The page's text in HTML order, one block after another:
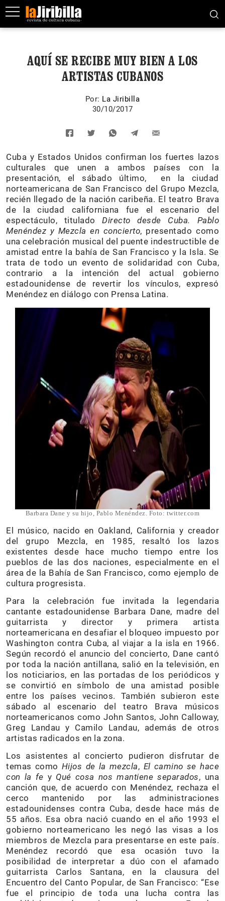
AQUÍ SE RECIBE MUY BIEN A LOS
ARTISTAS CUBANOS
Por: La Jiribilla
30/10/2017
Cuba y Estados Unidos confirman los fuertes lazos
culturales que unen a ambos países con la
presentación, el sábado último, en la ciudad
norteamericana de San Francisco del Grupo Mezcla,
recién llegado de la nación caribeña. El teatro Brava
de la ciudad californiana fue el escenario del
espectáculo, tituladoDirecto desde Cuba. Pablo
Menéndez y Mezcla en concierto, presentado como
una celebración musical del puente indestructible de
amistad entre la bahía de San Francisco y la Isla. Se
trata de todo un evento de solidaridad con Cuba,
contrario a la intención del actual gobierno
estadounidense de revertir los vínculos, expresó
Menéndez en diálogo con Prensa Latina.
Barbara Dane y su hijo, Pablo Menéndez. Foto: twitter.com
El músico, nacido en Oakland, California y creador
del grupo Mezcla, en 1985, resaltó los lazos
existentes desde hace mucho tiempo entre los
pueblos de las dos naciones, especialmente en el
área de la Bahía de San Francisco, como ejemplo de
cultura progresista.
Para la celebración fue invitada la legendaria
cantante estadounidense Barbara Dane, madre del
guitarrista y director y primera artista
norteamericana en desafiar el bloqueo impuesto por
Washington contra Cuba, al viajar a la isla en 1966.
Según recordó el anuncio del concierto, Dane cantó
por toda la nación antillana, salió en la televisión, en
los noticiarios, en las portadas de los periódicos y
se convirtió en símbolo de una amistad posible
entre los países vecinos. También subieron este
sábado al escenario del teatro Brava músicos
norteamericanos como John Santos, John Calloway,
Greg Landau y Camilo Landau, además de otros
artistas radicados en la zona.
Los asistentes al concierto pudieron disfrutar de
temas como Hijos de la mezcla, El camino se hace
con la fe y Qué cosa nos mantiene separados, una
canción que, de acuerdo con Menéndez, rechaza el
cerco mantenido por las administraciones
estadounidenses contra Cuba, desde hace más de
55 años. Esa obra nació cuando en el año 1993 el
gobierno norteamericano les negó las visas a los
miembros de Mezcla para presentarse en este país.
Menéndez recordó que esa ocasión tuvo la
posibilidad de interpretar a dúo con el afamado
guitarrista Carlos Santana, en la clausura del
Encuentro del Canto Popular, de San Francisco: “Ese
fue el principio de toda una lucha contra las